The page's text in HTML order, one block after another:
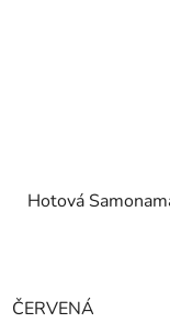
Hotová
ČERVENÁ